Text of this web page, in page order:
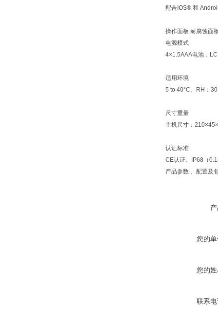
配合IOS® 和
操作面板 耐腐蚀面
电源模式
4×1.5AAA电池，
适用环境
5 to 40°C、RH：
尺寸重量
主机尺寸：
认证标准
CE认证、IP68（
产品参数 、配置及
您的
您的
联系